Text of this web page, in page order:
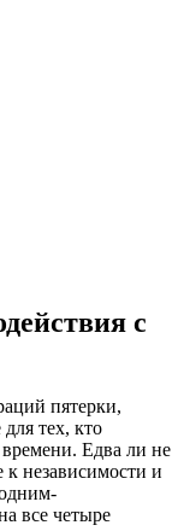
с
пятерки,
тех, кто
Едва ли не
к независимости и
все четыре